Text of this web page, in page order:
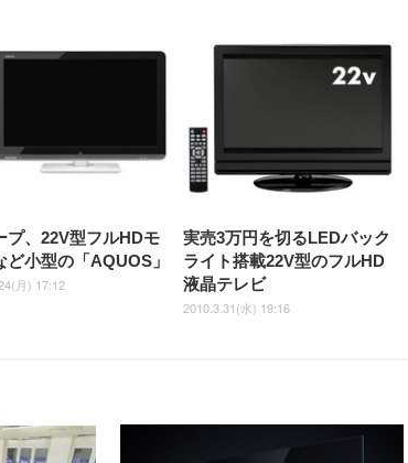
ト 30
学 椅
ドレス
クッシ
ッシ
用 お
(ブラ
チェア 強化バックレスト 30度
ン PCチェア 通気性メッシュ
ゲーミング/勉強/事務用 おし
ゃれ パソコンチェア (ホワイ
ッシュ 通気性 ランバーサ
ポート付き 腰サポート ガ
ス圧無段階昇降 360度回
HD（1920×1080）VA 非光
Gaming Monitor 24” Essential ゲ
ーミングモニター QD 24.5インチ
1ms FHD 量子ドット 残像低減 (3
Smart Basic アイリスオーヤマ
ュラー 200枚入
【Amazon.co.jp限定】
プ、22V型フルHDモ
ど小型の「AQUOS」
月) 17:12
実売3万円を切るLEDバック
ライト搭載22V型のフルHD
液晶テレビ
2010.3.31(水) 19:16